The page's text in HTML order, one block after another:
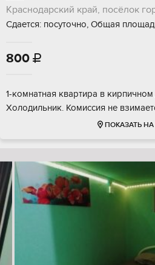
Краснодарский край, посёлок
Сдается: посуточно, Общая
800 
1-комнатная квартира в
Холодильник. Комиссия не
ПОКАЗАТЬ НА